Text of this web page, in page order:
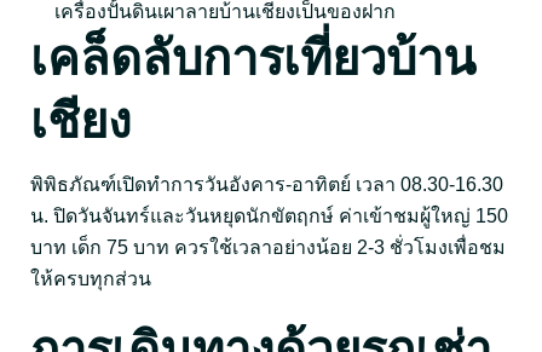
เครื่องปั้นดินเผาลายบ้านเชียงเป็นของฝาก
เคล็ดลับการเที่ยวบ้าน
เชียง
พิพิธภัณฑ์เปิดทำการวันอังคาร-อาทิตย์ เวลา 08.30-16.30
น. ปิดวันจันทร์และวันหยุดนักขัตฤกษ์ ค่าเข้าชมผู้ใหญ่ 150
บาท เด็ก 75 บาท ควรใช้เวลาอย่างน้อย 2-3 ชั่วโมงเพื่อชม
ให้ครบทุกส่วน